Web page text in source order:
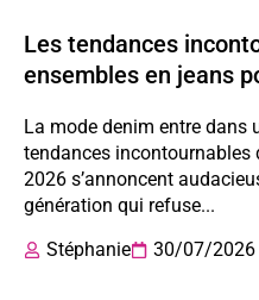
Les tendances
ensembles en jeans
La mode denim entre dans
tendances incontournables
2026 s’annoncent
génération qui refuse...
Stéphanie
30/07/2026